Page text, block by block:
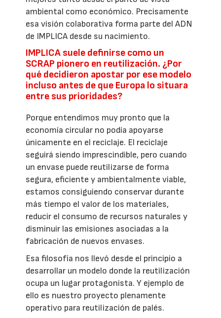
ambiental como económico. Precisamente
esa visión colaborativa forma parte del ADN
de IMPLICA desde su nacimiento.
IMPLICA suele definirse como un
SCRAP pionero en reutilización. ¿Por
qué decidieron apostar por ese modelo
incluso antes de que Europa lo situara
entre sus prioridades?
Porque entendimos muy pronto que la
economía circular no podía apoyarse
únicamente en el reciclaje. El reciclaje
seguirá siendo imprescindible, pero cuando
un envase puede reutilizarse de forma
segura, eficiente y ambientalmente viable,
estamos consiguiendo conservar durante
más tiempo el valor de los materiales,
reducir el consumo de recursos naturales y
disminuir las emisiones asociadas a la
fabricación de nuevos envases.
Esa filosofía nos llevó desde el principio a
desarrollar un modelo donde la reutilización
ocupa un lugar protagonista. Y ejemplo de
ello es nuestro proyecto plenamente
operativo para reutilización de palés.